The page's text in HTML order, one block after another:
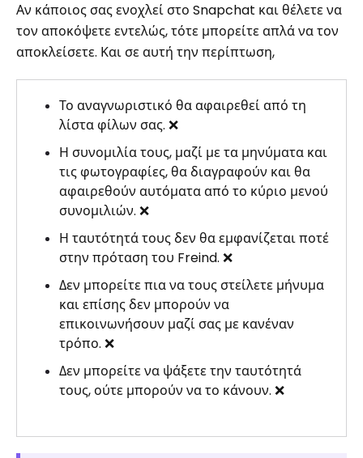
Αν κάποιος σας ενοχλεί στο Snapchat και θέλετε να
τον αποκόψετε εντελώς, τότε μπορείτε απλά να τον
αποκλείσετε. Και σε αυτή την περίπτωση,
Το αναγνωριστικό θα αφαιρεθεί από τη
λίστα φίλων σας. ❌
Η συνομιλία τους, μαζί με τα μηνύματα και
τις φωτογραφίες, θα διαγραφούν και θα
αφαιρεθούν αυτόματα από το κύριο μενού
συνομιλιών. ❌
Η ταυτότητά τους δεν θα εμφανίζεται ποτέ
στην πρόταση του Freind. ❌
Δεν μπορείτε πια να τους στείλετε μήνυμα
και επίσης δεν μπορούν να
επικοινωνήσουν μαζί σας με κανέναν
τρόπο. ❌
Δεν μπορείτε να ψάξετε την ταυτότητά
τους, ούτε μπορούν να το κάνουν. ❌